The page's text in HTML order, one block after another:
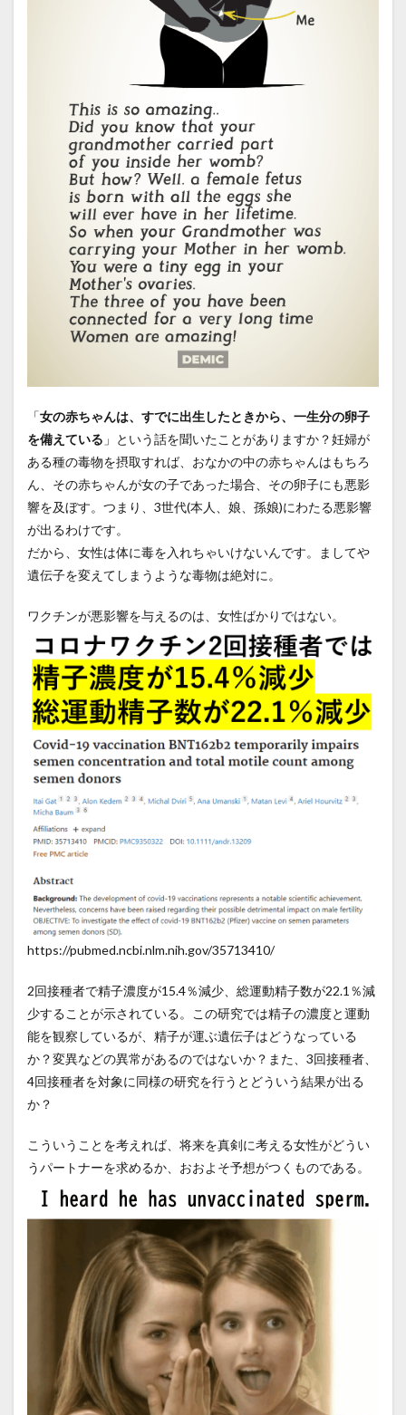
「女の赤ちゃんは、すでに出生したときから、一生分の卵子
を備えている 」という話を聞いたことがありますか？妊婦が
ある種の毒物を摂取すれば、おなかの中の赤ちゃんはもちろ
ん、その赤ちゃんが女の子であった場合、その卵子にも悪影
響を及ぼす。つまり、3世代(本人、娘、孫娘)にわたる悪影響
が出るわけです。
だから、女性は体に毒を入れちゃいけないんです。ましてや
遺伝子を変えてしまうような毒物は絶対に。
ワクチンが悪影響を与えるのは、女性ばかりではない。
https://pubmed.ncbi.nlm.nih.gov/35713410/
2回接種者で精子濃度が15.4％減少、総運動精子数が22.1％減
少することが示されている。この研究では精子の濃度と運動
能を観察しているが、精子が運ぶ遺伝子はどうなっている
か？変異などの異常があるのではないか？また、3回接種者、
4回接種者を対象に同様の研究を行うとどういう結果が出る
か？
こういうことを考えれば、将来を真剣に考える女性がどうい
うパートナーを求めるか、おおよそ予想がつくものである。